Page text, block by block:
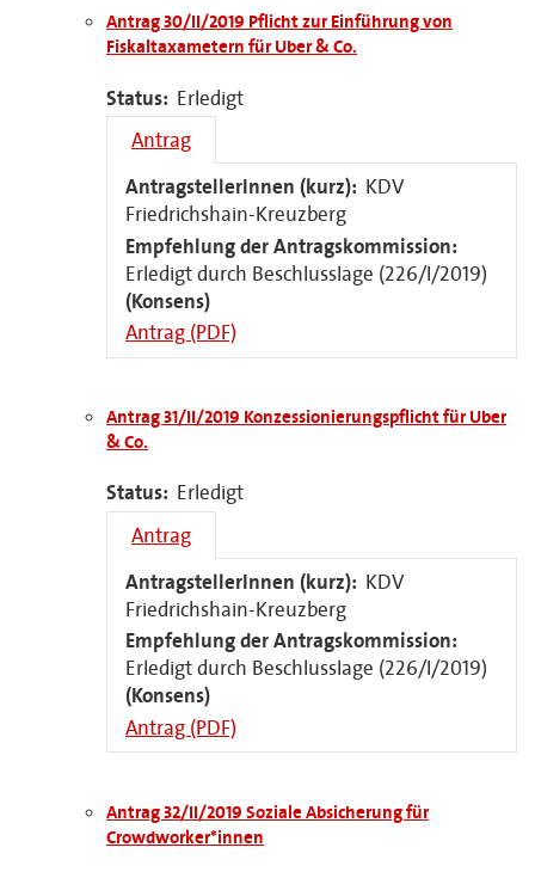
Antrag 30/II/2019 Pflicht zur Einführung von
Fiskaltaxametern für Uber & Co.
Status: Erledigt
Antrag
AntragstellerInnen (kurz): KDV
Friedrichshain-Kreuzberg
Empfehlung der Antragskommission:
Erledigt durch Beschlusslage (226/I/2019)
(Konsens)
Antrag (PDF)
Antrag 31/II/2019 Konzessionierungspflicht für Uber
& Co.
Status: Erledigt
Antrag
AntragstellerInnen (kurz): KDV
Friedrichshain-Kreuzberg
Empfehlung der Antragskommission:
Erledigt durch Beschlusslage (226/I/2019)
(Konsens)
Antrag (PDF)
Antrag 32/II/2019 Soziale Absicherung für
Crowdworker*innen